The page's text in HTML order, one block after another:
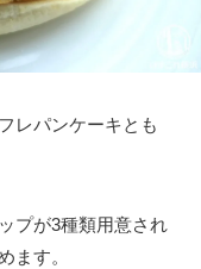
レパンケーキとも
プが3種類用意され
ます。